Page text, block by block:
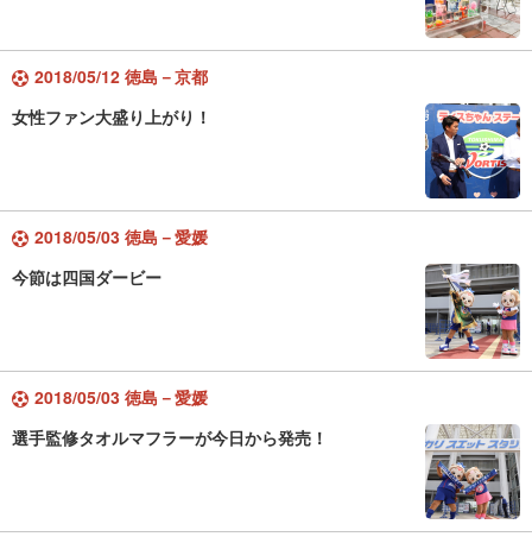
2018/05/12 徳島－京都
女性ファン大盛り上がり！
2018/05/03 徳島－愛媛
今節は四国ダービー
2018/05/03 徳島－愛媛
選手監修タオルマフラーが今日から発売！